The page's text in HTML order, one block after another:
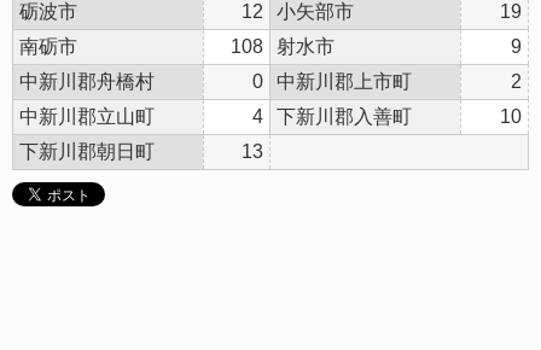
砺波市
12 小矢部市
19
南砺市
108 射水市
9
中新川郡舟橋村
0 中新川郡上市町
2
中新川郡立山町
4 下新川郡入善町
10
下新川郡朝日町
13